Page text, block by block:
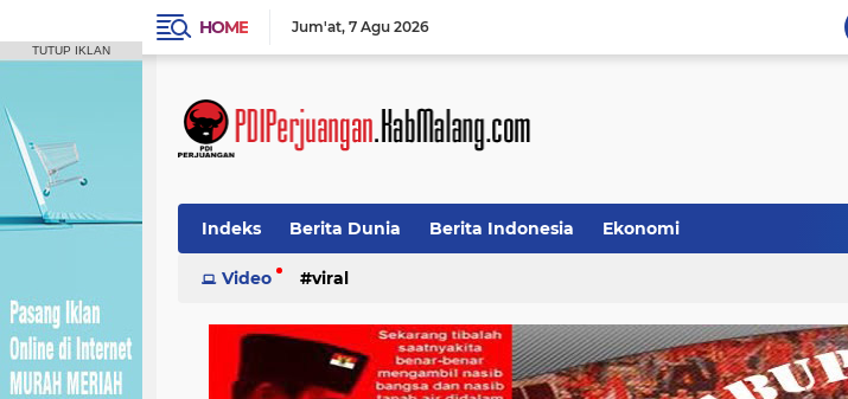
HOME Jum'at 7 Agu 2026
Indeks Berita Dunia Berita Indonesia Ekonomi
Video viral
TUTUP IKLAN